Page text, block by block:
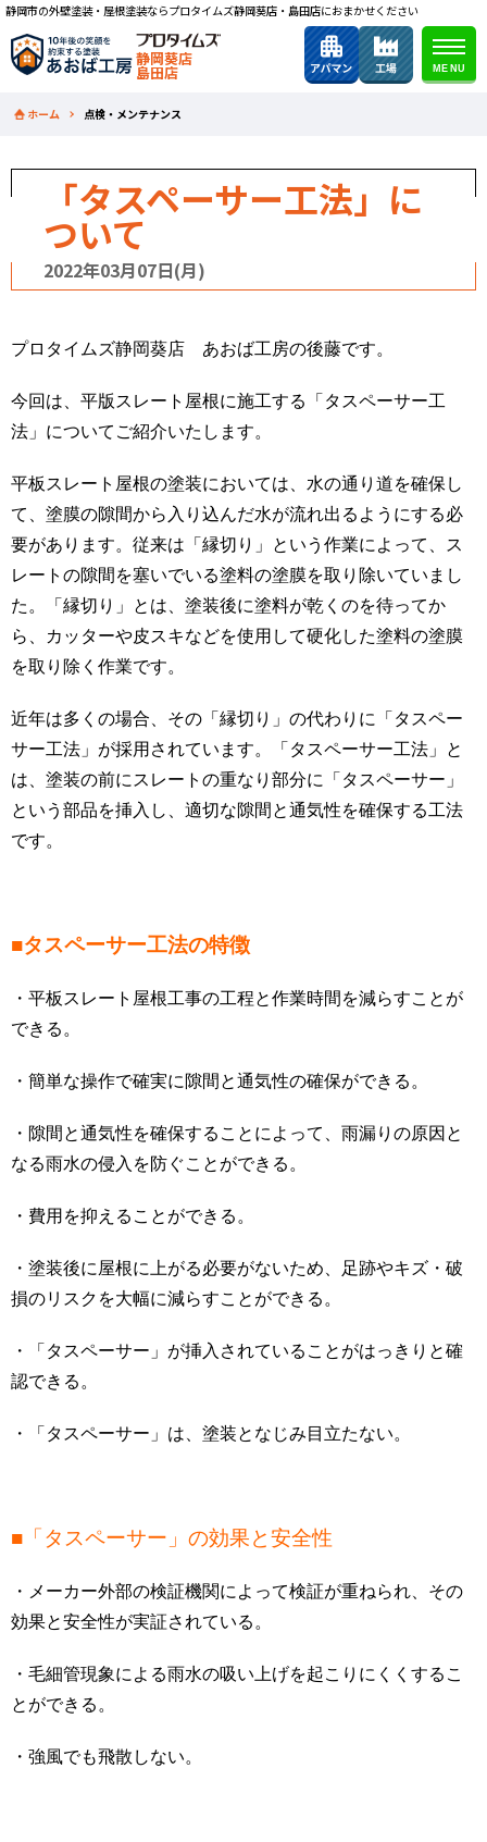
静岡市の外壁塗装・屋根塗装ならプロタイムズ静岡葵店・島田店におまかせください
静岡葵店
島田店
ホーム 点検・メンテナンス
「タスペーサー工法」に
ついて
2022年03月07日(月)
プロタイムズ静岡葵店 あおば工房の後藤です。
今回は、平版スレート屋根に施工する「タスペーサー工
法」についてご紹介いたします。
平板スレート屋根の塗装においては、水の通り道を確保し
て、塗膜の隙間から入り込んだ水が流れ出るようにする必
要があります。従来は「縁切り」という作業によって、ス
レートの隙間を塞いでいる塗料の塗膜を取り除いていまし
た。「縁切り」とは、塗装後に塗料が乾くのを待ってか
ら、カッターや皮スキなどを使用して硬化した塗料の塗膜
を取り除く作業です。
近年は多くの場合、その「縁切り」の代わりに「タスペー
サー工法」が採用されています。「タスペーサー工法」と
は、塗装の前にスレートの重なり部分に「タスペーサー」
という部品を挿入し、適切な隙間と通気性を確保する工法
です。
■タスペーサー工法の特徴
・平板スレート屋根工事の工程と作業時間を減らすことが
できる。
・簡単な操作で確実に隙間と通気性の確保ができる。
・隙間と通気性を確保することによって、雨漏りの原因と
なる雨水の侵入を防ぐことができる。
・費用を抑えることができる。
・塗装後に屋根に上がる必要がないため、足跡やキズ・破
損のリスクを大幅に減らすことができる。
・「タスペーサー」が挿入されていることがはっきりと確
認できる。
・「タスペーサー」は、塗装となじみ目立たない。
■「タスペーサー」の効果と安全性
・メーカー外部の検証機関によって検証が重ねられ、その
効果と安全性が実証されている。
・毛細管現象による雨水の吸い上げを起こりにくくするこ
とができる。
・強風でも飛散しない。